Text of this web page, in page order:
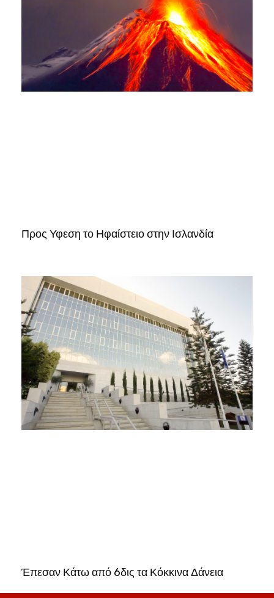
Προς Υφεση το Ηφαίστειο στην Ισλανδία
Έπεσαν Κάτω από 6δις τα Κόκκινα Δάνεια